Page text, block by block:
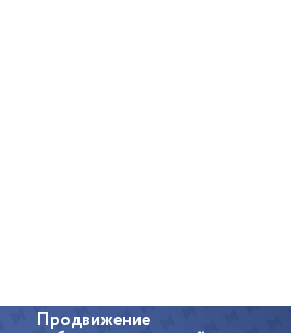
Продвижение